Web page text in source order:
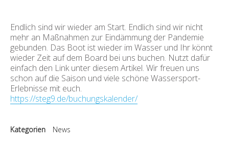
instagramfacebookyoutube
Endlich sind wir wieder am Start. Endlich sind wir nicht
mehr an Maßnahmen zur Eindämmung der Pandemie
gebunden. Das Boot ist wieder im Wasser und Ihr könnt
wieder Zeit auf dem Board bei uns buchen. Nutzt dafür
einfach den Link unter diesem Artikel. Wir freuen uns
schon auf die Saison und viele schöne Wassersport-
Erlebnisse mit euch.
https://steg9.de/buchungskalender/
Kategorien News